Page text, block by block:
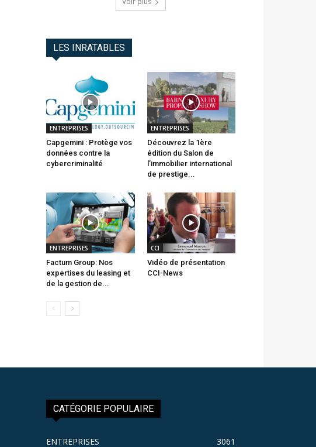
LES INRATABLES
ENTREPRISES
Capgemini : Protège vos
données contre la
cybercriminalité
ENTREPRISES
Découvrez la 1ère
édition du Salon de
l’immobilier international
de prestige...
ENTREPRISES
Factum Group: Nos
expertises du leasing et
de la gestion de...
CCI
Vidéo de présentation
CCI-News
CATÉGORIE POPULAIRE
ENTREPRISES 3061